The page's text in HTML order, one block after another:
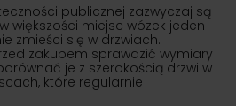
publicznej zazwyczaj są
większości miejsc wózek jeden
zmieści się w drzwiach.
zakupem sprawdzić wymiary
je z szerokością drzwi w
które regularnie